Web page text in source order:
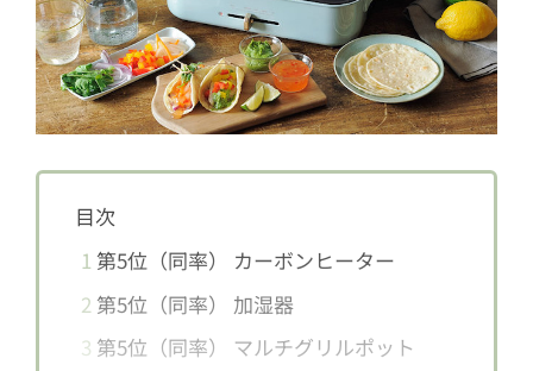
目次
1 第5位（同率） カーボンヒーター
2 第5位（同率） 加湿器
3 第5位（同率） マルチグリルポット